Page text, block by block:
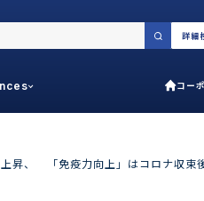
詳細
コー
［
、 「免疫力向上」はコロナ収束